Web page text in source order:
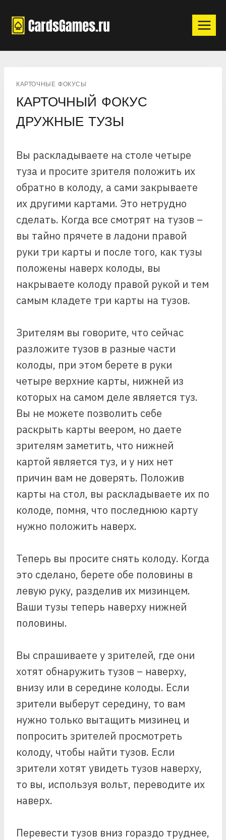
КАРТОЧНЫЕ ФОКУСЫ
КАРТОЧНЫЙ ФОКУС
ДРУЖНЫЕ ТУЗЫ
Вы раскладываете на столе четыре
туза и просите зрителя положить их
обратно в колоду, а сами закрываете
их другими картами. Это нетрудно
сделать. Когда все смотрят на тузов –
вы тайно прячете в ладони правой
руки три карты и после того, как тузы
положены наверх колоды, вы
накрываете колоду правой рукой и тем
самым кладете три карты на тузов.
Зрителям вы говорите, что сейчас
разложите тузов в разные части
колоды, при этом берете в руки
четыре верхние карты, нижней из
которых на самом деле является туз.
Вы не можете позволить себе
раскрыть карты веером, но даете
зрителям заметить, что нижней
картой является туз, и у них нет
причин вам не доверять. Положив
карты на стол, вы раскладываете их по
колоде, помня, что последнюю карту
нужно положить наверх.
Теперь вы просите снять колоду. Когда
это сделано, берете обе половины в
левую руку, разделив их мизинцем.
Ваши тузы теперь наверху нижней
половины.
Вы спрашиваете у зрителей, где они
хотят обнаружить тузов – наверху,
внизу или в середине колоды. Если
зрители выберут середину, то вам
нужно только вытащить мизинец и
попросить зрителей просмотреть
колоду, чтобы найти тузов. Если
зрители хотят увидеть тузов наверху,
то вы, используя вольт, переводите их
наверх.
Перевести тузов вниз гораздо труднее,